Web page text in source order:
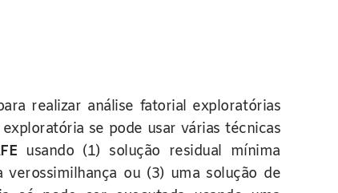
realizar análise fatorial exploratórias
exploratória se pode usar várias técnicas
usando (1) solução residual mínima
verossimilhança ou (3) uma solução de